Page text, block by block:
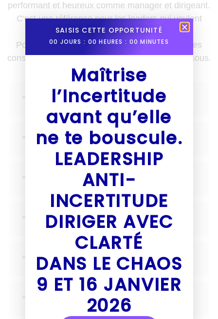
performant et heureux comme manager et dirigeant.
C'est une référence pour les leaders qui veulent
enrichir leurs boîtes à outils.
Pour recevoir des nouvelles, des astuces et des
conseils une fois par semaine, inscris-toi ci-dessous.
SAISIS CETTE OPPORTUNITÉ
00 JOURS : 00 HEURES : 00 MINUTES
Maîtrise
l’Incertitude
avant qu’elle
ne te bouscule.
LEADERSHIP
ANTI-
INCERTITUDE
DIRIGER AVEC
CLARTÉ
DANS LE CHAOS
9 ET 16 JANVIER
2026